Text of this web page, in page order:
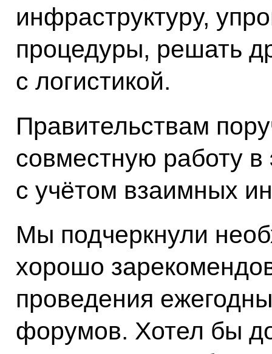
инфраструктуру,
процедуры, решать
с логистикой.
Правительствам
совместную работу в
с учётом взаимных
Мы подчеркнули
хорошо
проведения
форумов. Хотел бы